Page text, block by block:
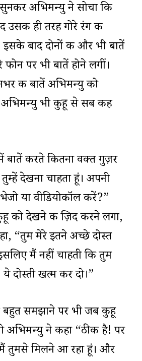
अभिमन्यु ने सोचा कि
ही तरह गोरे रंग की
बाद दोनों की और भी बातें
फोन पर भी बातें होने लगीं।
की बातें अभिमन्यु को
अभिमन्यु भी कुहू से सब कह
बातें करते कितना वक्त गुज़र
देखना चाहता हूं। अपनी
या वीडियोकॉल करें?”
को देखने की ज़िद करने लगा,
“तुम मेरे इतने अच्छे दोस्त
मैं नहीं चाहती कि तुम
खत्म कर दो।”
समझाने पर भी जब कुहू
अभिमन्यु ने कहा “ठीक है! पर
तुमसे मिलने आ रहा हूं। और